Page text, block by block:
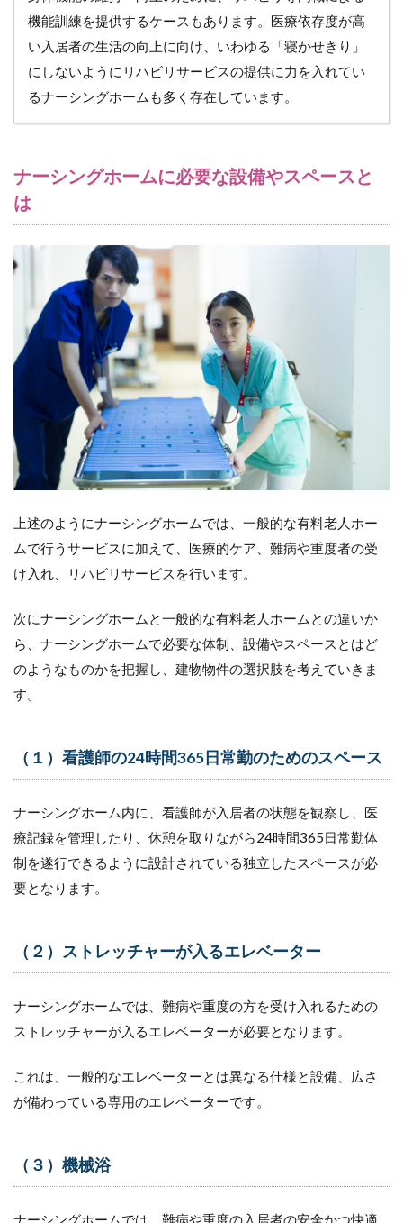
ム
に
す
る
こ
と
軽
自律
でき
る方
向け
人ホ
には
中古
魅力
的な
肢に
6.1
既存
の活
用の
場合
等の
7
ま
め
機能訓練を提供するケースもあります。医療依存度が高
い入居者の生活の向上に向け、いわゆる「寝かせきり」
にしないようにリハビリサービスの提供に力を入れてい
るナーシングホームも多く存在しています。
ナーシングホームに必要な設備やスペースと
は
上述のようにナーシングホームでは、一般的な有料老人ホー
ムで行うサービスに加えて、医療的ケア、難病や重度者の受
け入れ、リハビリサービスを行います。
次にナーシングホームと一般的な有料老人ホームとの違いか
ら、ナーシングホームで必要な体制、設備やスペースとはど
のようなものかを把握し、建物物件の選択肢を考えていきま
す。
（１）看護師の24時間365日常勤のためのスペース
ナーシングホーム内に、看護師が入居者の状態を観察し、医
療記録を管理したり、休憩を取りながら24時間365日常勤体
制を遂行できるように設計されている独立したスペースが必
要となります。
（２）ストレッチャーが入るエレベーター
ナーシングホームでは、難病や重度の方を受け入れるための
ストレッチャーが入るエレベーターが必要となります。
これは、一般的なエレベーターとは異なる仕様と設備、広さ
が備わっている専用のエレベーターです。
（３）機械浴
ナーシングホームでは、難病や重度の入居者の安全かつ快適